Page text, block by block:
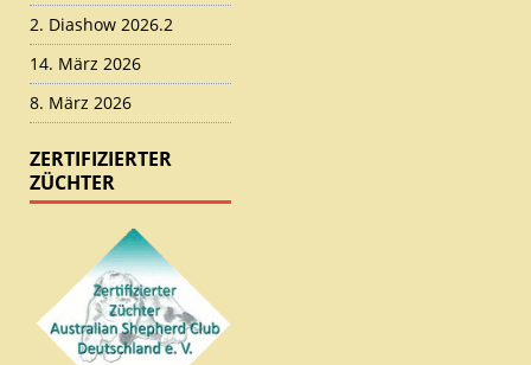
2. Diashow 2026.2
14. März 2026
8. März 2026
ZERTIFIZIERTER
ZÜCHTER